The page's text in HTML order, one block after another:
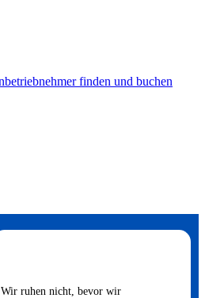
Wir ruhen nicht, bevor wir